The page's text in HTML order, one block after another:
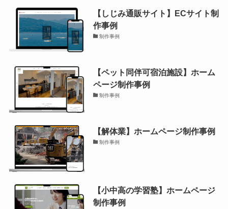
【しじみ通販サイト】ECサイト制
作事例
制作事例
【ペット同伴可宿泊施設】ホーム
ページ制作事例
制作事例
【解体業】ホームページ制作事例
制作事例
【小中高の学習塾】ホームページ
制作事例